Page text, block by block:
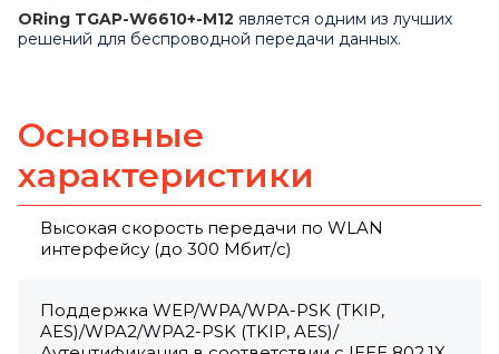
ORing TGAP-W6610+-M12 является одним из лучших
решений для беспроводной передачи данных.
Основные
характеристики
Высокая скорость передачи по WLAN
интерфейсу (до 300 Мбит/с)
Поддержка WEP/WPA/WPA-PSK (TKIP,
AES)/WPA2/WPA2-PSK (TKIP, AES)/